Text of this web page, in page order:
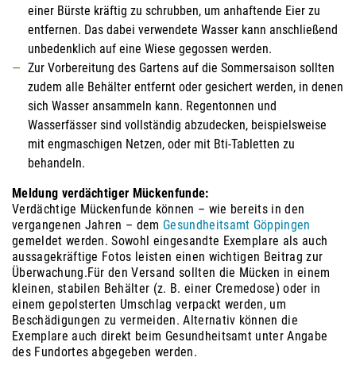
einer Bürste kräftig zu schrubben, um anhaftende Eier zu
entfernen. Das dabei verwendete Wasser kann anschließend
unbedenklich auf eine Wiese gegossen werden.
Zur Vorbereitung des Gartens auf die Sommersaison sollten
zudem alle Behälter entfernt oder gesichert werden, in denen
sich Wasser ansammeln kann. Regentonnen und
Wasserfässer sind vollständig abzudecken, beispielsweise
mit engmaschigen Netzen, oder mit Bti-Tabletten zu
behandeln.
Meldung verdächtiger Mückenfunde:
Verdächtige Mückenfunde können – wie bereits in den
vergangenen Jahren – dem Gesundheitsamt Göppingen
gemeldet werden. Sowohl eingesandte Exemplare als auch
aussagekräftige Fotos leisten einen wichtigen Beitrag zur
Überwachung.Für den Versand sollten die Mücken in einem
kleinen, stabilen Behälter (z. B. einer Cremedose) oder in
einem gepolsterten Umschlag verpackt werden, um
Beschädigungen zu vermeiden. Alternativ können die
Exemplare auch direkt beim Gesundheitsamt unter Angabe
des Fundortes abgegeben werden.